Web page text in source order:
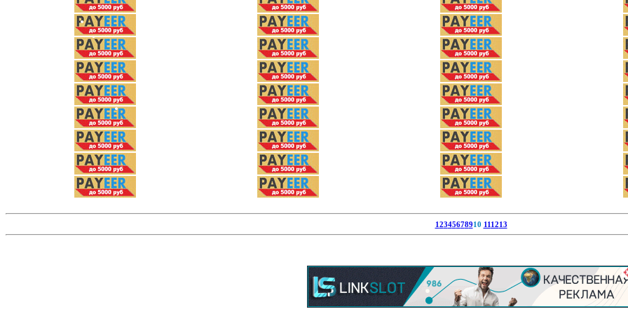
Добавить баннер
Все баннеры
Рефералы в любой проект бесплатно! Убивай вирусы получай сатоши с 8 уровня
Витрина баннеров 88x31
Бесплатное размещение баннера 88х31
Витрина всех баннеров 88x31 в системе